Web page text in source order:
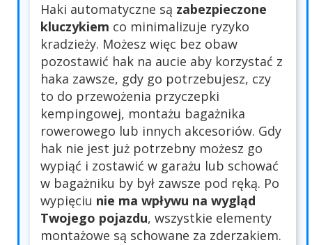
Haki automatyczne są zabezpieczone
kluczykiem co minimalizuje ryzyko
kradzieży. Możesz więc bez obaw
pozostawić hak na aucie aby korzystać z
haka zawsze, gdy go potrzebujesz, czy
to do przewożenia przyczepki
kempingowej, montażu bagażnika
rowerowego lub innych akcesoriów. Gdy
hak nie jest już potrzebny możesz go
wypiąć i zostawić w garażu lub schować
w bagażniku by był zawsze pod ręką. Po
wypięciu nie ma wpływu na wygląd
Twojego pojazdu, wszystkie elementy
montażowe są schowane za zderzakiem.